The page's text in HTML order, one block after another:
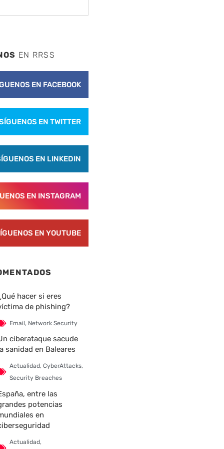
EN RRSS
EN FACEBOOK
EN TWITTER
EN LINKEDIN
EN INSTAGRAM
EN YOUTUBE
hacer si eres
de phishing?
Email, Network Security
ciberataque sacude
sanidad en Baleares
Actualidad, CyberAttacks,
Security Breaches
entre las
potencias
en
Actualidad,